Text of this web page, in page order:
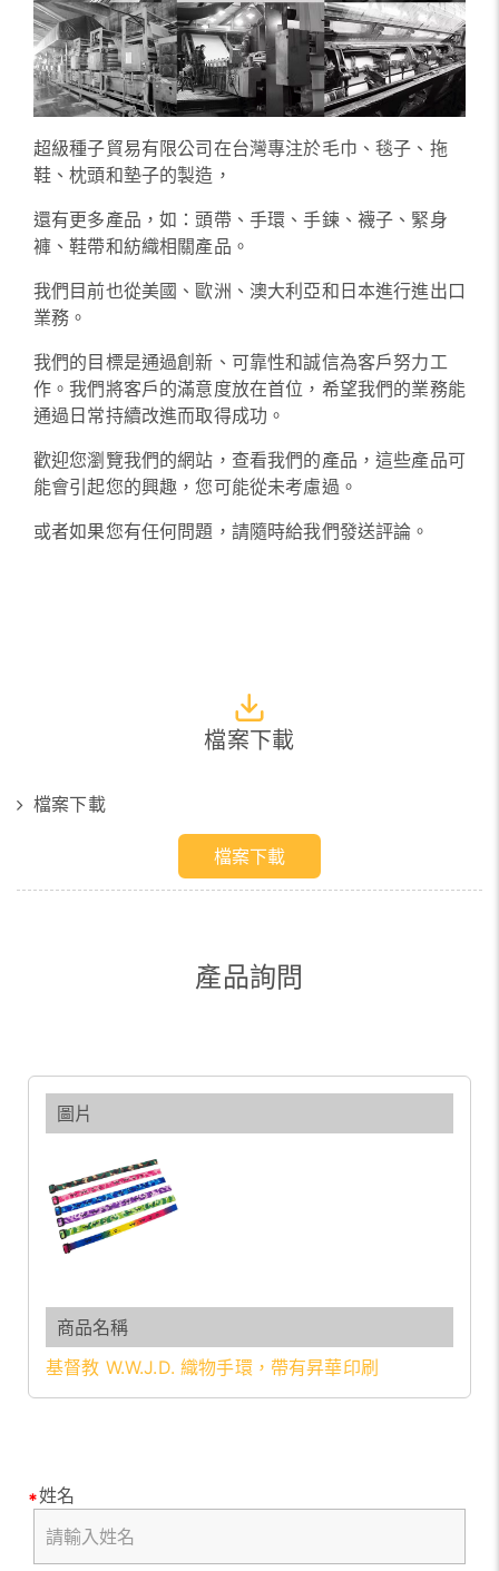
超級種子貿易有限公司在台灣專注於毛巾、毯子、拖
鞋、枕頭和墊子的製造，
還有更多產品，如：頭帶、手環、手鍊、襪子、緊身
褲、鞋帶和紡織相關產品。
我們目前也從美國、歐洲、澳大利亞和日本進行進出口
業務。
我們的目標是通過創新、可靠性和誠信為客戶努力工
作。我們將客戶的滿意度放在首位，希望我們的業務能
通過日常持續改進而取得成功。
歡迎您瀏覽我們的網站，查看我們的產品，這些產品可
能會引起您的興趣，您可能從未考慮過。
或者如果您有任何問題，請隨時給我們發送評論。
檔案下載
檔案下載
檔案下載
產品詢問
基督教 W.W.J.D. 織物手環，帶有昇華印刷
姓名